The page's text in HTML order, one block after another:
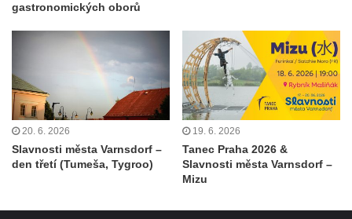
gastronomických oborů
20. 6. 2026
Slavnosti města Varnsdorf –
den třetí (Tumeša, Tygroo)
19. 6. 2026
Tanec Praha 2026 &
Slavnosti města Varnsdorf –
Mizu